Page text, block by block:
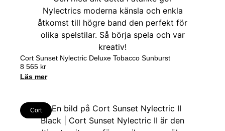
Cort Sunset Nylectric Deluxe Tobacco Sunburst
8 565 kr
Läs mer
Cort